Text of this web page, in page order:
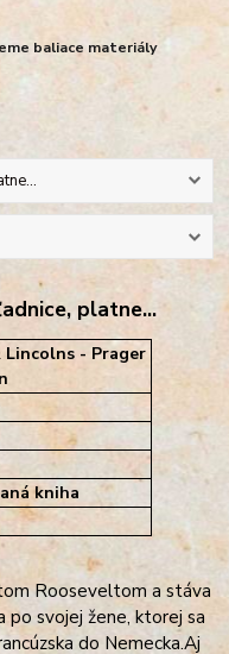
baliace materiály
platne...
Lincolns - Prager
kniha
Rooseveltom a stáva
po svojej žene, ktorej sa
do Nemecka.Aj